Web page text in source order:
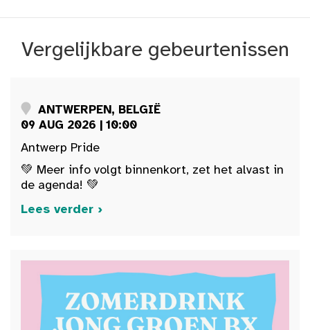
Vergelijkbare gebeurtenissen
ANTWERPEN, BELGIË
09 AUG 2026 | 10:00
Antwerp Pride
💚 Meer info volgt binnenkort, zet het alvast in
de agenda! 💚
Lees verder ›